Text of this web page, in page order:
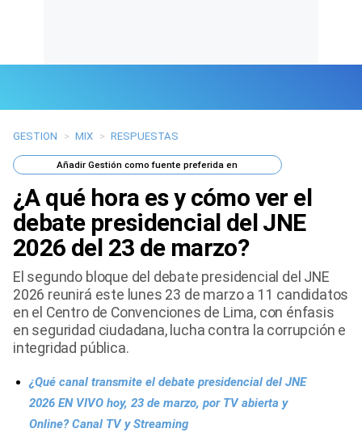
Últimas Noticias
Mi Bolsillo
Respuestas
Gente
Vida Laboral
Tendencias Mix
Sports
GESTION > MIX > RESPUESTAS
AñadirGestión como fuente preferida en
¿A qué hora es y cómo ver el
debate presidencial del JNE
2026 del 23 de marzo?
El segundo bloque del debate presidencial del JNE
2026 reunirá este lunes 23 de marzo a 11 candidatos
en el Centro de Convenciones de Lima, con énfasis
en seguridad ciudadana, lucha contra la corrupción e
integridad pública.
¿Qué canal transmite el debate presidencial del JNE
2026 EN VIVO hoy, 23 de marzo, por TV abierta y
Online? Canal TV y Streaming